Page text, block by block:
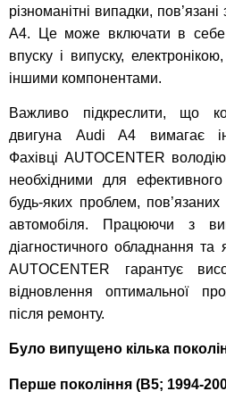
різноманітні випадки,
A4. Це може включати в
впуску і випуску,
іншими компонентами.
Важливо підкреслити, що
двигуна Audi A4 вимагає
Фахівці AUTOCENTER
необхідними для
будь-яких проблем,
автомобіля. Працюючи з
діагностичного обладнання та
AUTOCENTER гарантує
відновлення оптимальної
після ремонту.
Було випущено кілька
Перше покоління (B5; 1994-